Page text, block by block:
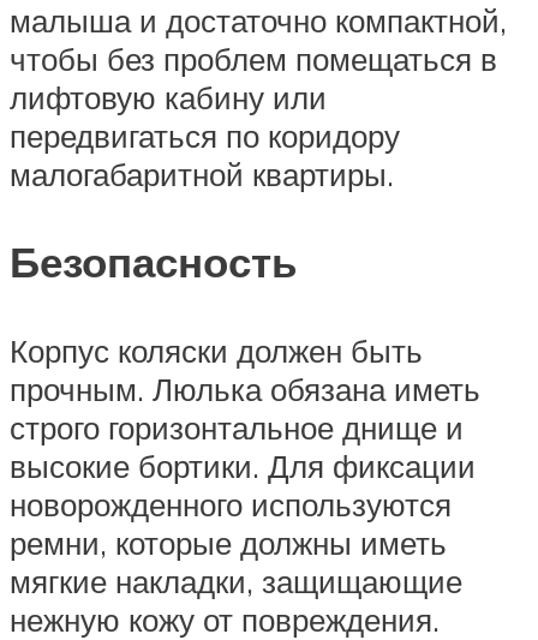
малыша и достаточно компактной,
чтобы без проблем помещаться в
лифтовую кабину или
передвигаться по коридору
малогабаритной квартиры.
Безопасность
Корпус коляски должен быть
прочным. Люлька обязана иметь
строго горизонтальное днище и
высокие бортики. Для фиксации
новорожденного используются
ремни, которые должны иметь
мягкие накладки, защищающие
нежную кожу от повреждения.